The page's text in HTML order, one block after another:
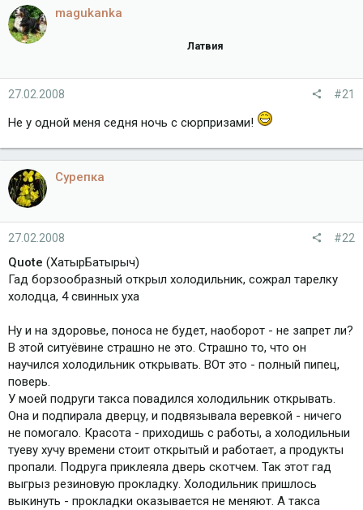
magukanka
Латвия
27.02.2008 #21
Не у одной меня седня ночь с сюрпризами!
Сурепка
27.02.2008 #22
Quote (ХатырБатырыч)
Гад борзообразный открыл холодильник, сожрал тарелку
холодца, 4 свинных уха
Ну и на здоровье, поноса не будет, наоборот - не запрет ли?
В этой ситуёвине страшно не это. Страшно то, что он
научился холодильник открывать. ВОт это - полный пипец,
поверь.
У моей подруги такса повадился холодильник открывать.
Она и подпирала дверцу, и подвязывала веревкой - ничего
не помогало. Красота - приходишь с работы, а холодильныи
туеву хучу времени стоит открытый и работает, а продукты
пропали. Подруга приклеяла дверь скотчем. Так этот гад
выгрыз резиновую прокладку. Холодильник пришлось
выкинуть - прокладки оказывается не меняют. А такса